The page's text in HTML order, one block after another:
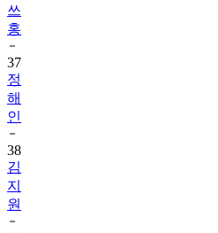
쓰
홍
37
정
해
인
38
김
지
원